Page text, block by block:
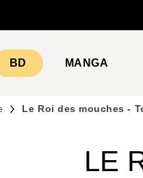
BD MANGA
Le Roi des mouches -
LE